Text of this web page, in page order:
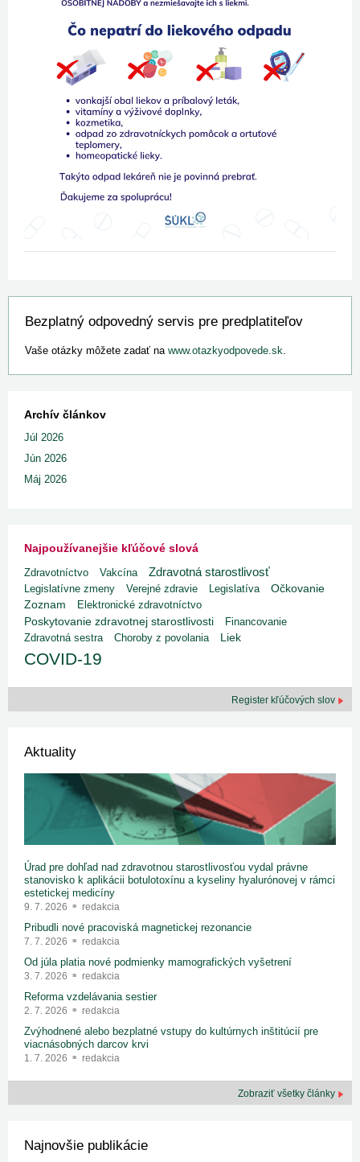
Bezplatný odpovedný servis pre predplatiteľov
Vaše otázky môžete zadať na www.otazkyodpovede.sk
Archív článkov
Júl 2026
Jún 2026
Máj 2026
Najpoužívanejšie kľúčové slová
Zdravotníctvo Vakcína Zdravotná starostlivosť
Legislatívne zmeny Verejné zdravie Legislatíva
Očkovanie
Zoznam
Elektronické zdravotníctvo
Poskytovanie zdravotnej starostlivosti
Financovanie
Zdravotná sestra
Choroby z povolania Liek
COVID-19
Register kľúčových slov
Aktuality
Úrad pre dohľad nad zdravotnou starostlivosťou vydal právne
stanovisko k aplikácii botulotoxínu a kyseliny hyalurónovej v rámci
estetickej medicíny
9. 7. 2026 redakcia
Pribudli nové pracoviská magnetickej rezonancie
7. 7. 2026 redakcia
Od júla platia nové podmienky mamografických vyšetrení
3. 7. 2026 redakcia
Reforma vzdelávania sestier
2. 7. 2026 redakcia
Zvýhodnené alebo bezplatné vstupy do kultúrnych inštitúcií pre
viacnásobných darcov krvi
1. 7. 2026 redakcia
Zobraziť všetky články
Najnovšie publikácie